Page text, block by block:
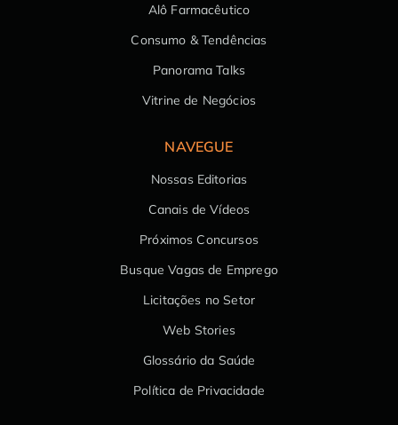
Alô Farmacêutico
Consumo & Tendências
Panorama Talks
Vitrine de Negócios
NAVEGUE
Nossas Editorias
Canais de Vídeos
Próximos Concursos
Busque Vagas de Emprego
Licitações no Setor
Web Stories
Glossário da Saúde
Política de Privacidade